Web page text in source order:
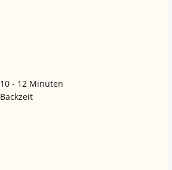
10 - 12 Minuten
Backzeit